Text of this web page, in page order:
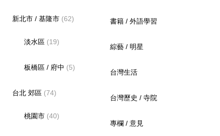
新北市 / 基隆市(62)
淡水區 (19)
板橋區 / 府中 (5)
台北 郊區(74)
桃園市 (40)
書籍 / 外語學習
綜藝 / 明星
台灣生活
台灣歷史 / 寺院
專欄 / 意見